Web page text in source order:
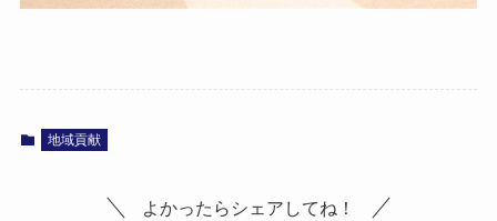
地域貢献
よかったらシェアしてね！